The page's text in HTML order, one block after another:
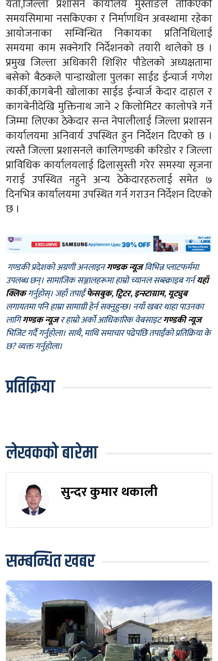
यता,जिल्ला प्रशासन कार्यालय मुस्ताङले तोकिएको
समयसिमामा नसकिएका र निर्माणधिन अवस्थामा रहेका
आयोजनाका सम्विन्धित निकायका प्रतिनिधिलाई
समयमा काम सक्नेगरि निर्देशनको तयारी थालेको छ ।
प्रमुख जिल्ला अधिकारी शिशिर पौडेलको अध्यक्षतामा
बसेको बैठकले पान्डाखोला पुलका साईड ईन्चार्ज गणेश
कार्की,कागबेनी खोलाका साईड ईन्चार्ज केदार दाहाल र
कागबेनीदेखि मुक्तिनाथ जाने २ किलोमिटर कालोपत्रे गर्ने
जिम्मा लिएका ठेकेदार सन्त नेपालीलाई जिल्ला प्रशासन
कार्यालयमा अनिवार्य उपस्थित हुन निर्देशन दिएको छ ।
त्यस्तै जिल्ला प्रशासनले कालिगण्डकी करिडोर र जिल्ला
प्राविधिक कार्यालयलाई ढिलासुस्ती गरेर समस्या सृजना
गराई उपस्थित नहुने अन्य ठेकेदारहरुलाई समेत ७
दिनभित्र कार्यालयमा उपस्थित गर्न गराउन निर्देशन दिएको
छ ।
गण्डकी प्रदेशको अग्रणी अनलाइनगण्डक न्यूजविभिन्न प्लाटफर्ममा
उपलब्ध छन्। सामाजिक सञ्जालहरूमा हाम्रो च्यानल सब्स्क्राइब गर्नयहाँ
क्लिकगर्नुहोस्। जहाँ तपाईँफेसबुक,ट्विटर,इन्स्टाग्राम, यूट्युब
लगायतमा पनि हाम्रा सामाग्री हेर्न सक्नुहुन्छ। नयाँ खबर थाहा पाउनका
लागिगण्डक न्यूजर हाम्रो अर्को आधिकारिक वेबसाइटगण्डकी न्यूज
भिजिट गर्दै गर्नुहोला। साथै, माथि समाचार पढेपछि तपाईँको प्रतिक्रिया के
छ? व्यक्त गर्नुहोला।
प्रतिक्रिया
लेखकको बारेमा
सुन्दर कुमार थकाली
सम्बन्धित खबर